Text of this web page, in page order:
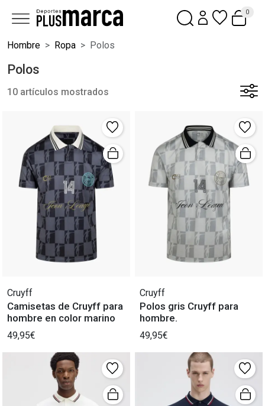
0
Hombre Ropa Polos
Polos
10 artículos mostrados
Cruyff
Camisetas de Cruyff para
hombre en color marino
49,95€
Cruyff
Polos gris Cruyff para
hombre.
49,95€